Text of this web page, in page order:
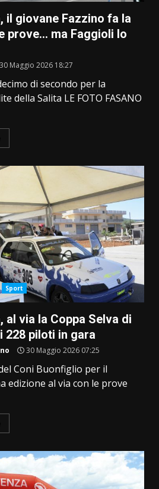
il giovane Fazzino fa la
prove… ma Faggioli lo
30 Maggio 2026 18:27
di secondo per la
della Salita LE FOTO FASANO
Sport
al via la Coppa Selva di
228 piloti in gara
30 Maggio 2026 07:25
Coni Buonfiglio per il
edizione al via con le prove